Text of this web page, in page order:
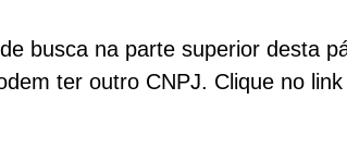
busca na parte superior desta
ter outro CNPJ. Clique no